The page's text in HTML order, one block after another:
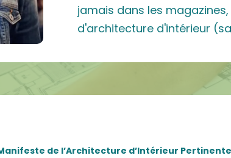
jamais dans les
d'architecture d'intérieur
de l’Architecture d’Intérieur Pertinente